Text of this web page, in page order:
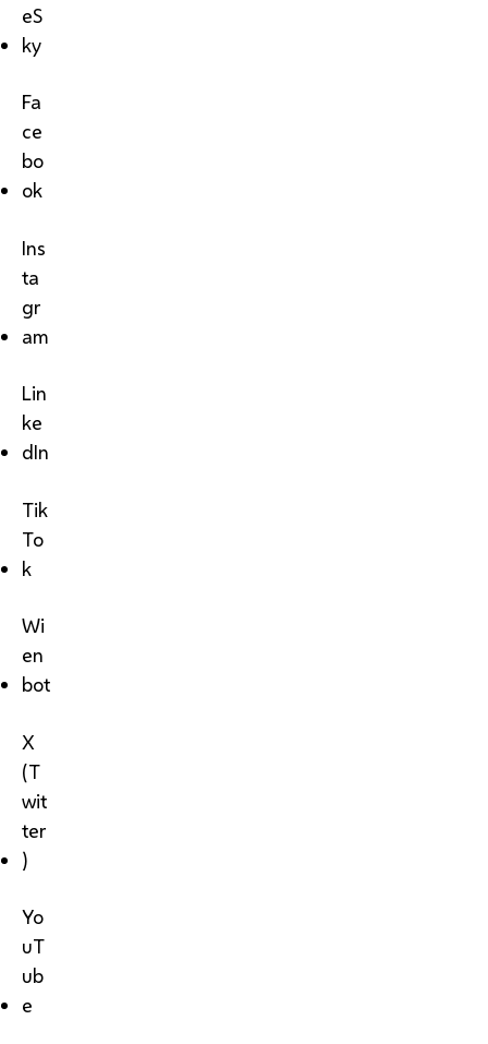
eS
ky
Fa
ce
bo
ok
Ins
ta
gr
am
Lin
ke
dIn
Tik
To
k
Wi
en
bot
X
(T
wit
ter
)
Yo
uT
ub
e